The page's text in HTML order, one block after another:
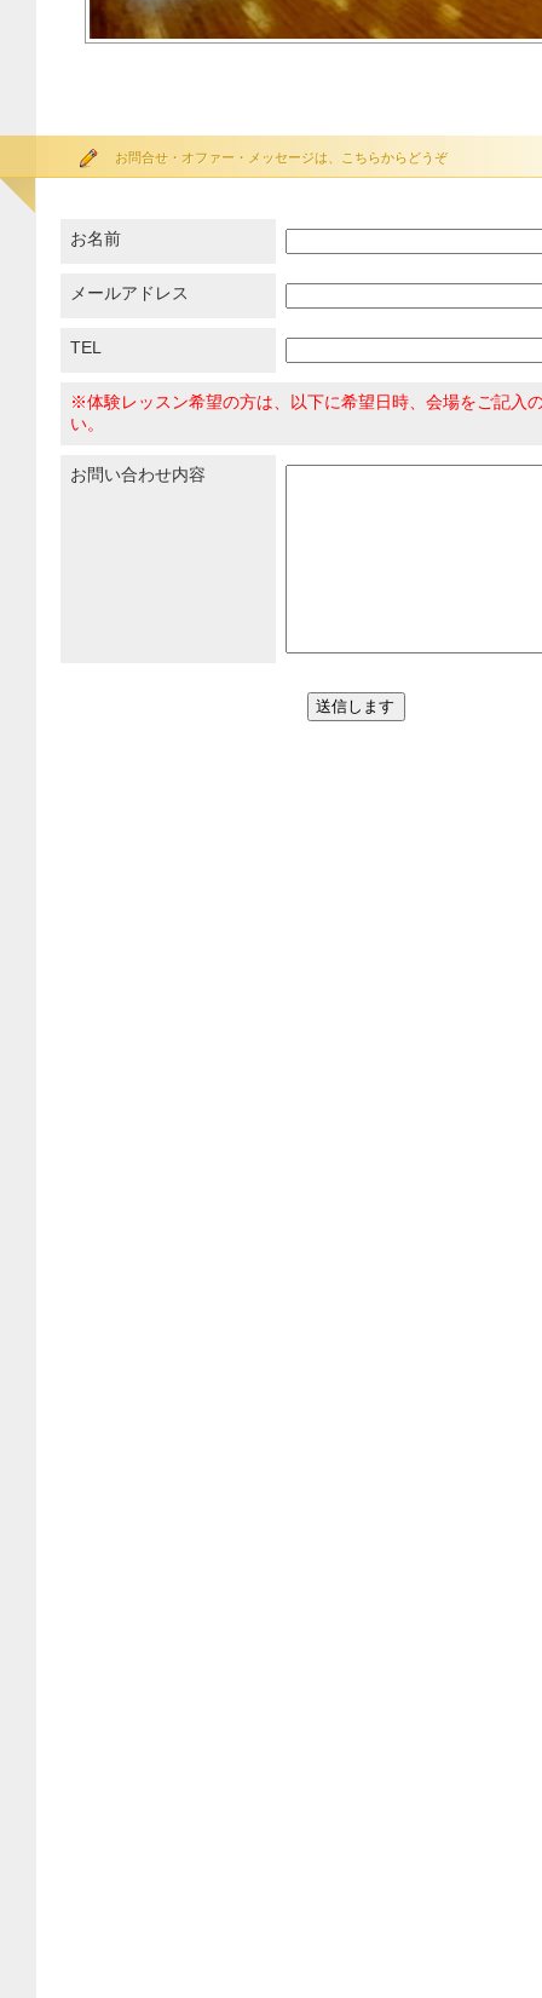
お問合せ・オファー・メッセージは、こちらからどうぞ
お名前
メールアドレス
TEL
※体験レッスン希望の方は、以下に希望日時、会場をご記入
い。
お問い合わせ内容